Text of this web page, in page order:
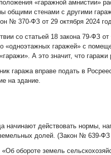
«гаражной амнистии»
общими стенами с другими
№ 370-ФЗ от 29 октября 2024
со статьей 18 закона 79-ФЗ
«одноэтажных гаражей» с
А это значит, что
гаража вправе подать в
на здание.
начинают действовать нормы,
долей. (Закон № 639-ФЗ
«Об обороте земель